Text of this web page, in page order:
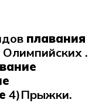
плавания
.
4)Прыжки.